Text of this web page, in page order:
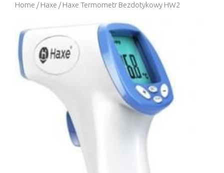
Home /Haxe / Haxe Termometr Bezdotykowy HW2